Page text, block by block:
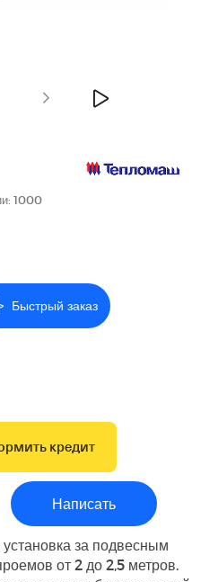
1000
Быстрый заказ
кредит
Написать
за подвесным
от 2 до 2,5 метров.